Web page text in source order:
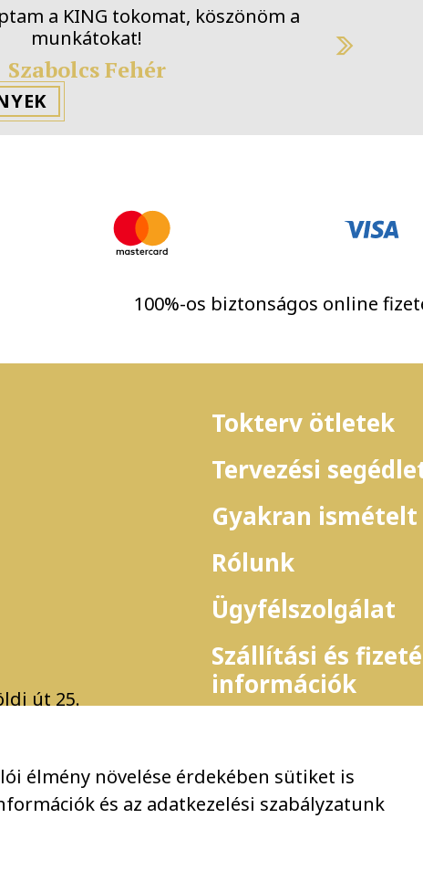
Hamar megkaptam a KING
100%-os biztonságos online
Tokterv ötletek
Tervezési
Gyakran ismételt
Rólunk
Ügyfélszolgálat
Szállítási és
információk
út 25.
élmény növelése érdekében sütiket is
és az adatkezelési szabályzatunk